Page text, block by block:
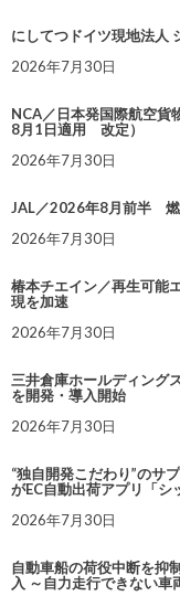
にしてつドイツ現地法人
2026年7月30日
NCA／日本発国際航空貨
8月1日適用 改定）
2026年7月30日
JAL／2026年8月前半 燃
2026年7月30日
椿本チエイン／再生可能
現を加速
2026年7月30日
三井倉庫ホールディング
を開発・導入開始
2026年7月30日
“独自開発こだわり”のサ
がEC自動出荷アプリ「シ
2026年7月30日
自動車船の荷役中断を抑
入 ～自力走行できない車